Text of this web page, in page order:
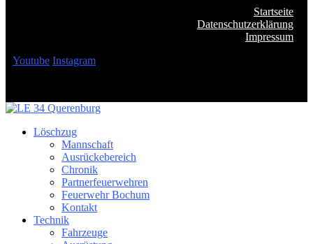
Startseite
Datenschutzerklärung
Impressum
Youtube Instagram
Löschzug
Mannschaft
Ausrückebereich
Chronik
Partnerfeuerwehren
Feuerwehr Bochum
Kontakt
Technik
Fahrzeuge